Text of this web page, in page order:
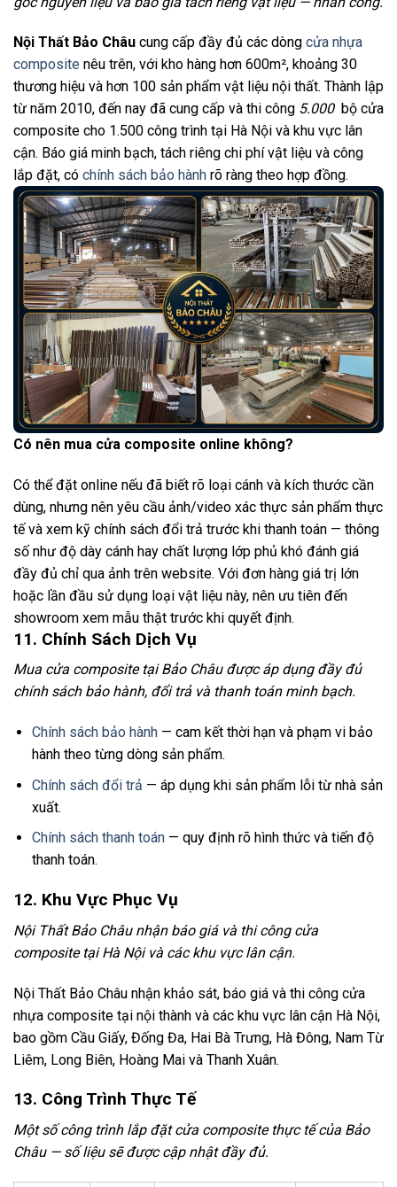
Nội Thất Bảo Châu cung cấp đầy đủ các dòng cửa nhựa
composite nêu trên, với kho hàng hơn 600m², khoảng 30
thương hiệu và hơn 100 sản phẩm vật liệu nội thất. Thành lập
từ năm 2010, đến nay đã cung cấp và thi công 5.000 bộ cửa
composite cho 1.500 công trình tại Hà Nội và khu vực lân
cận. Báo giá minh bạch, tách riêng chi phí vật liệu và công
lắp đặt, có chính sách bảo hành rõ ràng theo hợp đồng.
Có nên mua cửa composite online không?
Có thể đặt online nếu đã biết rõ loại cánh và kích thước cần
dùng, nhưng nên yêu cầu ảnh/video xác thực sản phẩm thực
tế và xem kỹ chính sách đổi trả trước khi thanh toán — thông
số như độ dày cánh hay chất lượng lớp phủ khó đánh giá
đầy đủ chỉ qua ảnh trên website. Với đơn hàng giá trị lớn
hoặc lần đầu sử dụng loại vật liệu này, nên ưu tiên đến
showroom xem mẫu thật trước khi quyết định.
11. Chính Sách Dịch Vụ
Mua cửa composite tại Bảo Châu được áp dụng đầy đủ
chính sách bảo hành, đổi trả và thanh toán minh bạch.
Chính sách bảo hành— cam kết thời hạn và phạm vi bảo
hành theo từng dòng sản phẩm.
Chính sách đổi trả — áp dụng khi sản phẩm lỗi từ nhà sản
xuất.
Chính sách thanh toán— quy định rõ hình thức và tiến độ
thanh toán.
12. Khu Vực Phục Vụ
Nội Thất Bảo Châu nhận báo giá và thi công cửa
composite tại Hà Nội và các khu vực lân cận.
Nội Thất Bảo Châu nhận khảo sát, báo giá và thi công cửa
nhựa composite tại nội thành và các khu vực lân cận Hà Nội,
bao gồm Cầu Giấy, Đống Đa, Hai Bà Trưng, Hà Đông, Nam Từ
Liêm, Long Biên, Hoàng Mai và Thanh Xuân.
13. Công Trình Thực Tế
Một số công trình lắp đặt cửa composite thực tế của Bảo
Châu — số liệu sẽ được cập nhật đầy đủ.